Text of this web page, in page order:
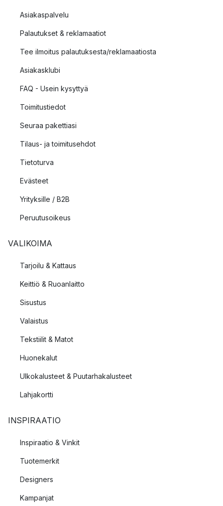
Asiakaspalvelu
Palautukset & reklamaatiot
Tee ilmoitus palautuksesta/reklamaatiosta
Asiakasklubi
FAQ - Usein kysyttyä
Toimitustiedot
Seuraa pakettiasi
Tilaus- ja toimitusehdot
Tietoturva
Evästeet
Yrityksille / B2B
Peruutusoikeus
VALIKOIMA
Tarjoilu & Kattaus
Keittiö & Ruoanlaitto
Sisustus
Valaistus
Tekstiilit & Matot
Huonekalut
Ulkokalusteet & Puutarhakalusteet
Lahjakortti
INSPIRAATIO
Inspiraatio & Vinkit
Tuotemerkit
Designers
Kampanjat